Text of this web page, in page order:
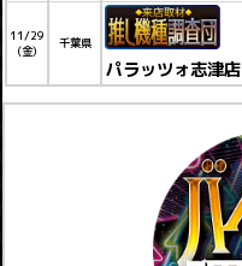
11/29
(金)
千葉県
パラッツォ志津店